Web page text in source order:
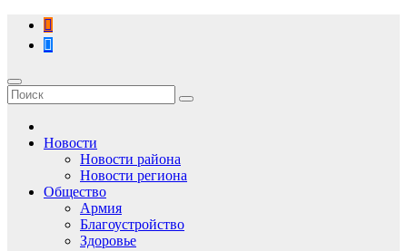
Перейти
содержимому
Новости
Новости района
Новости региона
Общество
Армия
Благоустройство
Здоровье